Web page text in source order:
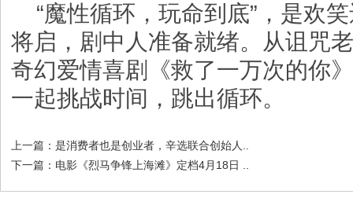
“魔性循环，玩命到底”，是欢
将启，剧中人准备就绪。从诅咒
奇幻爱情喜剧《救了一万次的你
一起挑战时间，跳出循环。
上一篇： 是消费者也是创业者，辛选联合创始人..
下一篇： 电影《烈马争锋上海滩》定档4月18日 ..